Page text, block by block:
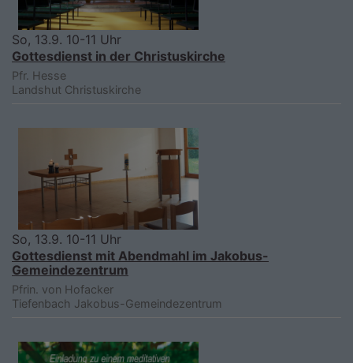
So, 13.9. 10-11 Uhr
Gottesdienst in der Christuskirche
Pfr. Hesse
Landshut Christuskirche
So, 13.9. 10-11 Uhr
Gottesdienst mit Abendmahl im Jakobus-
Gemeindezentrum
Pfrin. von Hofacker
Tiefenbach Jakobus-Gemeindezentrum